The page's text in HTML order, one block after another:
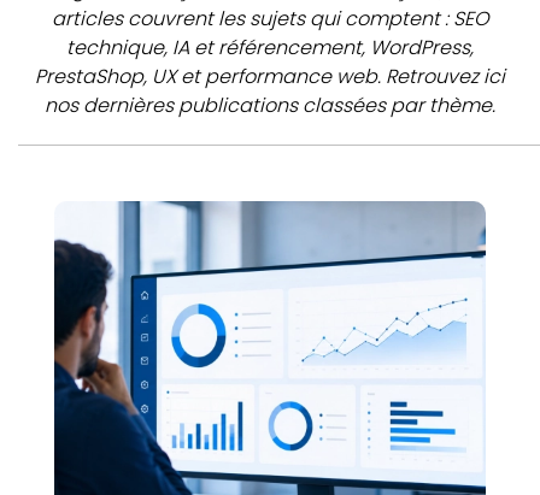
articles couvrent les sujets qui comptent : SEO
technique, IA et référencement, WordPress,
PrestaShop, UX et performance web. Retrouvez ici
nos dernières publications classées par thème.